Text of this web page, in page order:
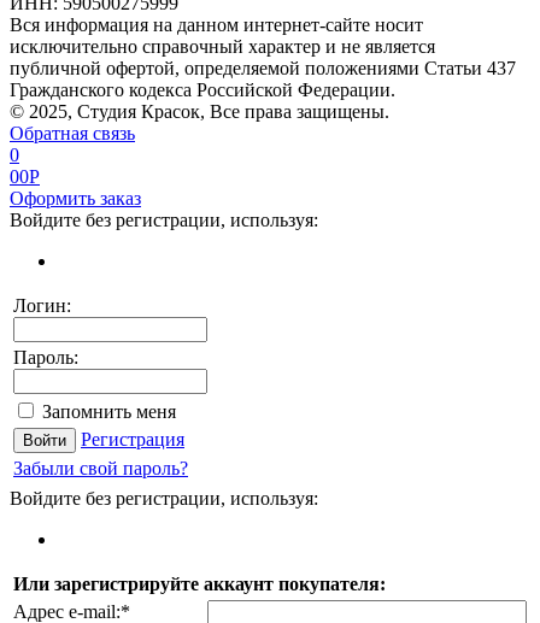
Вся информация на данном интернет-сайте носит
исключительно справочный характер и не является
публичной офертой, определяемой положениями Статьи 437
Гражданского кодекса Российской Федерации.
© 2025, Студия Красок, Все права защищены.
Обратная связь
0
00P
Оформить заказ
Войдите без регистрации, используя:
Логин:
Пароль:
Запомнить меня
Регистрация
Забыли свой пароль?
Войдите без регистрации, используя:
Или зарегистрируйте аккаунт покупателя:
Адрес e-mail:*